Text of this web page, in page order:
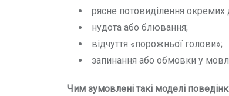
рясне потовиділення окремих
нудота або блювання;
відчуття «порожньої голови»;
запинання або обмовки у
Чим зумовлені такі моделі